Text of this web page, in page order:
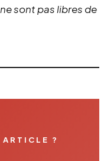
sont pas libres de
?